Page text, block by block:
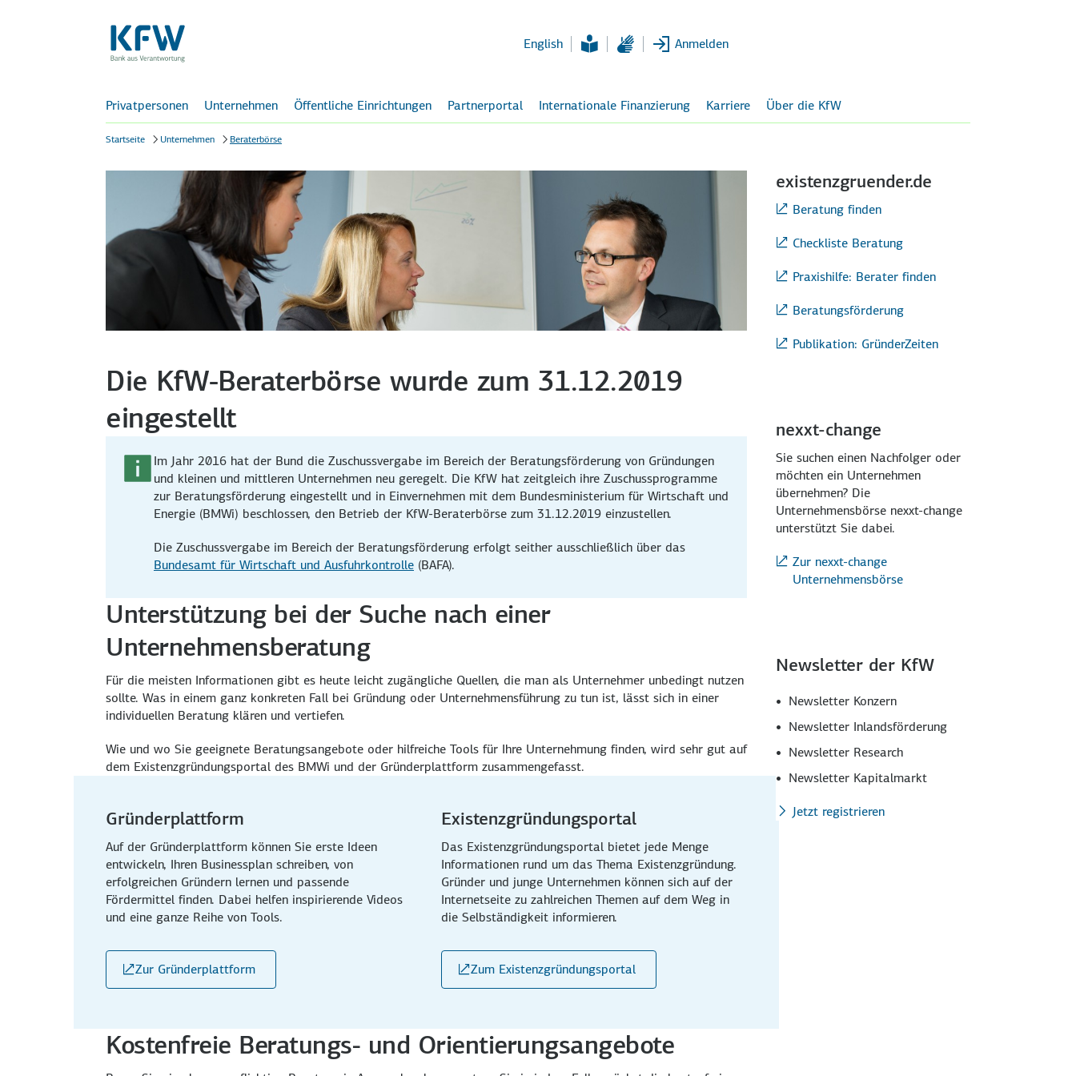
English Anmelden
Privatpersonen Unternehmen Öffentliche Einrichtungen Partnerportal Internationale Finanzierung Karriere Über die KfW
Startseite Unternehmen Beraterbörse
Die KfW-Beraterbörse wurde zum 31.12.2019
eingestellt
Im Jahr 2016 hat der Bund die Zuschussvergabe im Bereich der Beratungsförderung von Gründungen
und kleinen und mittleren Unternehmen neu geregelt. Die KfW hat zeitgleich ihre Zuschussprogramme
zur Beratungsförderung eingestellt und in Einvernehmen mit dem Bundesministerium für Wirtschaft und
Energie (BMWi) beschlossen, den Betrieb der KfW-Beraterbörse zum 31.12.2019 einzustellen.
Die Zuschussvergabe im Bereich der Beratungsförderung erfolgt seither ausschließlich über das
Bundesamt für Wirtschaft und Ausfuhrkontrolle (BAFA).
Unterstützung bei der Suche nach einer
Unternehmensberatung
Für die meisten Informationen gibt es heute leicht zugängliche Quellen, die man als Unternehmer unbedingt nutzen
sollte. Was in einem ganz konkreten Fall bei Gründung oder Unternehmensführung zu tun ist, lässt sich in einer
individuellen Beratung klären und vertiefen.
Wie und wo Sie geeignete Beratungsangebote oder hilfreiche Tools für Ihre Unternehmung finden, wird sehr gut auf
dem Existenzgründungsportal des BMWi und der Gründerplattform zusammengefasst.
Gründerplattform
Auf der Gründerplattform können Sie erste Ideen
entwickeln, Ihren Businessplan schreiben, von
erfolgreichen Gründern lernen und passende
Fördermittel finden. Dabei helfen inspirierende Videos
und eine ganze Reihe von Tools.
Zur Gründerplattform
Existenzgründungsportal
Das Existenzgründungsportal bietet jede Menge
Informationen rund um das Thema Existenzgründung.
Gründer und junge Unternehmen können sich auf der
Internetseite zu zahlreichen Themen auf dem Weg in
die Selbständigkeit informieren.
Zum Existenzgründungsportal
Kostenfreie Beratungs- und Orientierungsangebote
existenzgruender.de
Beratung finden
Checkliste Beratung
Praxishilfe: Berater finden
Beratungsförderung
Publikation: GründerZeiten
nexxt-change
Sie suchen einen Nachfolger oder
möchten ein Unternehmen
übernehmen? Die
Unternehmensbörse nexxt-change
unterstützt Sie dabei.
Zur nexxt-change
Unternehmensbörse
Newsletter der KfW
Newsletter Konzern
Newsletter Inlandsförderung
Newsletter Research
Newsletter Kapitalmarkt
Jetzt registrieren